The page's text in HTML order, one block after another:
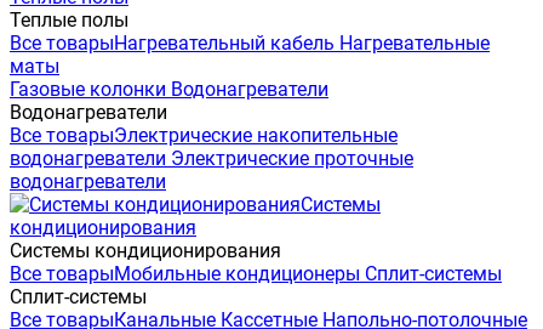
Теплые полы
Все товарыНагревательный кабель Нагревательные
маты
Газовые колонки Водонагреватели
Водонагреватели
Все товарыЭлектрические накопительные
водонагреватели Электрические проточные
водонагреватели
Системы
кондиционирования
Системы кондиционирования
Все товарыМобильные кондиционеры Сплит-системы
Сплит-системы
Все товарыКанальные Кассетные Напольно-потолочные